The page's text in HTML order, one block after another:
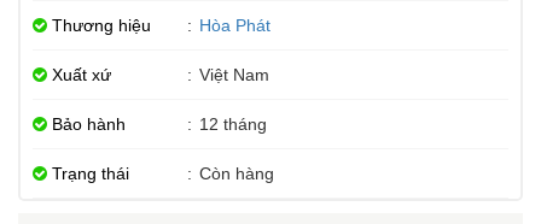
Thương hiệu : Hòa Phát
Xuất xứ : Việt Nam
Bảo hành : 12 tháng
Trạng thái : Còn hàng